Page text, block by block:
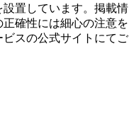
置しています。掲載情
確性には細心の注意を
スの公式サイトにてご